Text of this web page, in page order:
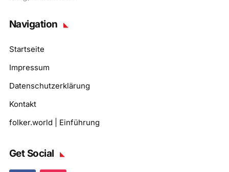
Navigation
Startseite
Impressum
Datenschutzerklärung
Kontakt
folker.world | Einführung
Get Social